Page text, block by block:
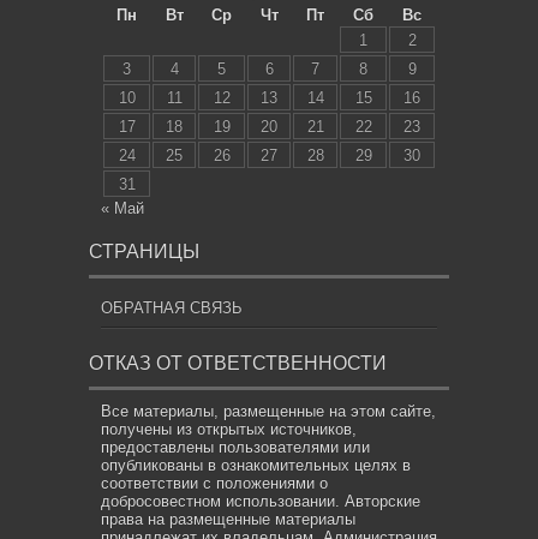
Пн
Вт Ср Чт Пт Сб
Вс
1
2
3
4 5 6 7 8
9
10
11 12 13 14 15
16
17
18 19 20 21 22
23
24
25 26 27 28 29
30
31
« Май
СТРАНИЦЫ
ОБРАТНАЯ СВЯЗЬ
ОТКАЗ ОТ ОТВЕТСТВЕННОСТИ
Все материалы, размещенные на этом сайте,
получены из открытых источников,
предоставлены пользователями или
опубликованы в ознакомительных целях в
соответствии с положениями о
добросовестном использовании. Авторские
права на размещенные материалы